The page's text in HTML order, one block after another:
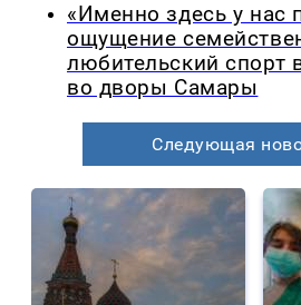
«Именно здесь у нас
ощущение
любительский спорт
во дворы Самары
Следующая